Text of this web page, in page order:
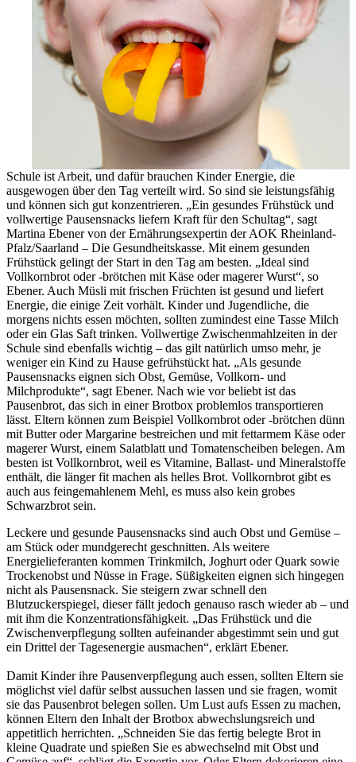
Schule ist Arbeit, und dafür brauchen Kinder Energie, die
ausgewogen über den Tag verteilt wird. So sind sie leistungsfähig
und können sich gut konzentrieren. „Ein gesundes Frühstück und
vollwertige Pausensnacks liefern Kraft für den Schultag“, sagt
Martina Ebener von der Ernährungsexpertin der AOK Rheinland-
Pfalz/Saarland – Die Gesundheitskasse. Mit einem gesunden
Frühstück gelingt der Start in den Tag am besten. „Ideal sind
Vollkornbrot oder -brötchen mit Käse oder magerer Wurst“, so
Ebener. Auch Müsli mit frischen Früchten ist gesund und liefert
Energie, die einige Zeit vorhält. Kinder und Jugendliche, die
morgens nichts essen möchten, sollten zumindest eine Tasse Milch
oder ein Glas Saft trinken. Vollwertige Zwischenmahlzeiten in der
Schule sind ebenfalls wichtig – das gilt natürlich umso mehr, je
weniger ein Kind zu Hause gefrühstückt hat. „Als gesunde
Pausensnacks eignen sich Obst, Gemüse, Vollkorn- und
Milchprodukte“, sagt Ebener. Nach wie vor beliebt ist das
Pausenbrot, das sich in einer Brotbox problemlos transportieren
lässt. Eltern können zum Beispiel Vollkornbrot oder -brötchen dünn
mit Butter oder Margarine bestreichen und mit fettarmem Käse oder
magerer Wurst, einem Salatblatt und Tomatenscheiben belegen. Am
besten ist Vollkornbrot, weil es Vitamine, Ballast- und Mineralstoffe
enthält, die länger fit machen als helles Brot. Vollkornbrot gibt es
auch aus feingemahlenem Mehl, es muss also kein grobes
Schwarzbrot sein.
Leckere und gesunde Pausensnacks sind auch Obst und Gemüse –
am Stück oder mundgerecht geschnitten. Als weitere
Energielieferanten kommen Trinkmilch, Joghurt oder Quark sowie
Trockenobst und Nüsse in Frage. Süßigkeiten eignen sich hingegen
nicht als Pausensnack. Sie steigern zwar schnell den
Blutzuckerspiegel, dieser fällt jedoch genauso rasch wieder ab – und
mit ihm die Konzentrationsfähigkeit. „Das Frühstück und die
Zwischenverpflegung sollten aufeinander abgestimmt sein und gut
ein Drittel der Tagesenergie ausmachen“, erklärt Ebener.
Damit Kinder ihre Pausenverpflegung auch essen, sollten Eltern sie
möglichst viel dafür selbst aussuchen lassen und sie fragen, womit
sie das Pausenbrot belegen sollen. Um Lust aufs Essen zu machen,
können Eltern den Inhalt der Brotbox abwechslungsreich und
appetitlich herrichten. „Schneiden Sie das fertig belegte Brot in
kleine Quadrate und spießen Sie es abwechselnd mit Obst und